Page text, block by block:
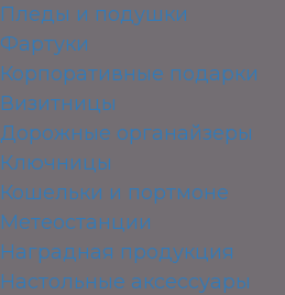
Пледы и подушки
Фартуки
Корпоративные подарки
Визитницы
Дорожные органайзеры
Ключницы
Кошельки и портмоне
Метеостанции
Наградная продукция
Настольные аксессуары